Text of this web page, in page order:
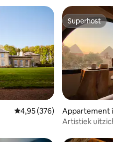
recensies
Gemiddelde beoordeling
4,95 (376)
Superhost
Superhost
Appartement
mman
Artistiek